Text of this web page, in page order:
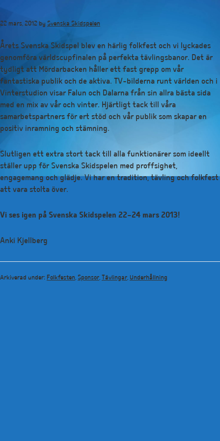
huvudinnehåll
22 mars, 2012 by Svenska Skidspelen
Årets Svenska Skidspel blev en härlig folkfest och vi lyckades
genomföra världscupfinalen på perfekta tävlingsbanor. Det är
tydligt att Mördarbacken håller ett fast grepp om vår
fantastiska publik och de aktiva. TV-bilderna runt världen och i
Vinterstudion visar Falun och Dalarna från sin allra bästa sida
med en mix av vår och vinter. Hjärtligt tack till våra
samarbetspartners för ert stöd och vår publik som skapar en
positiv inramning och stämning.
Slutligen ett extra stort tack till alla funktionärer som ideellt
ställer upp för Svenska Skidspelen med proffsighet,
engagemang och glädje. Vi har en tradition, tävling och folkfest
att vara stolta över.
Vi ses igen på Svenska Skidspelen 22–24 mars 2013!
Anki Kjellberg
Arkiverad under:Folkfesten,Sponsor,Tävlingar,Underhållning